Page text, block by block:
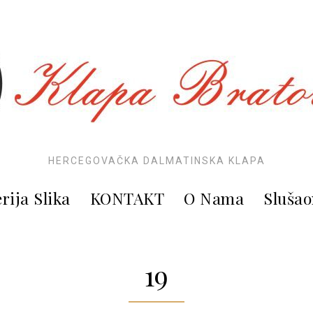
HERCEGOVAČKA DALMATINSKA KLAPA
Slika KONTAKT O Nama
19